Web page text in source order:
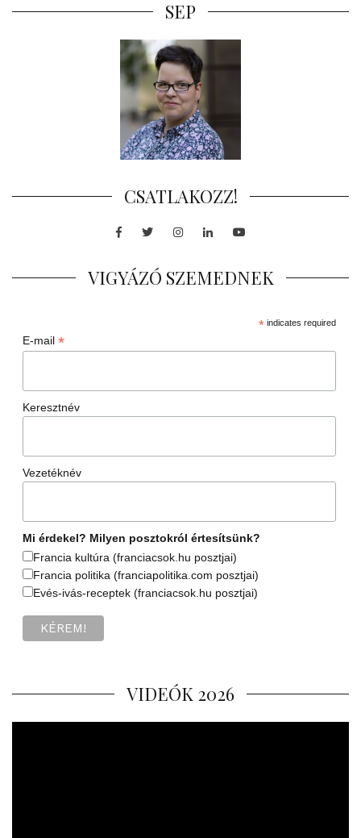
SEP
CSATLAKOZZ!
Facebook
TwitterInstagram
LinkedInYoutube
VIGYÁZÓ SZEMEDNEK
*indicates required
E-mail *
Keresztnév
Vezetéknév
Mi érdekel? Milyen posztokról értesítsünk?
Francia kultúra (franciacsok.hu posztjai)
Francia politika (franciapolitika.com posztjai)
Evés-ivás-receptek (franciacsok.hu posztjai)
VIDEÓK 2026